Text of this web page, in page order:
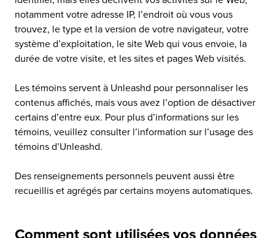
notamment votre adresse IP, l’endroit où vous vous
trouvez, le type et la version de votre navigateur, votre
système d’exploitation, le site Web qui vous envoie, la
durée de votre visite, et les sites et pages Web visités.
Les témoins servent à Unleashd pour personnaliser les
contenus affichés, mais vous avez l’option de désactiver
certains d’entre eux. Pour plus d’informations sur les
témoins, veuillez consulter l’information sur l’usage des
témoins d’Unleashd.
Des renseignements personnels peuvent aussi être
recueillis et agrégés par certains moyens automatiques.